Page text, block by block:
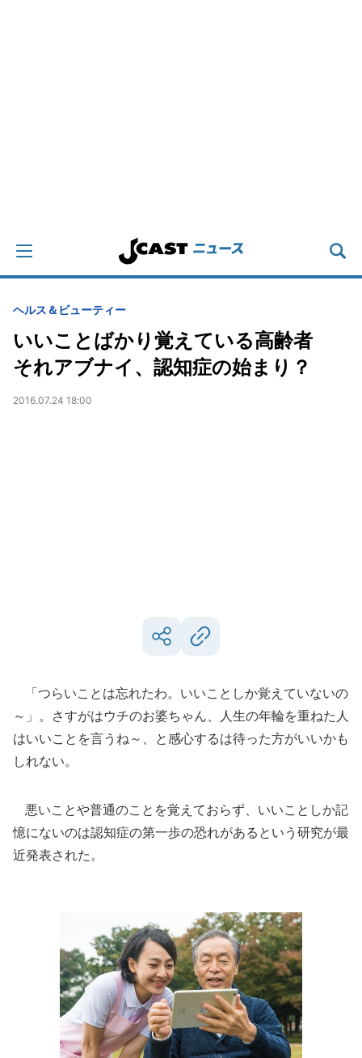
ヘルス＆ビューティー
いいことばかり覚えている高齢者
それアブナイ、認知症の始まり？
2016.07.24 18:00
「つらいことは忘れたわ。いいことしか覚えていないの
～」。さすがはウチのお婆ちゃん、人生の年輪を重ねた人
はいいことを言うね～、と感心するは待った方がいいかも
しれない。
悪いことや普通のことを覚えておらず、いいことしか記
憶にないのは認知症の第一歩の恐れがあるという研究が最
近発表された。